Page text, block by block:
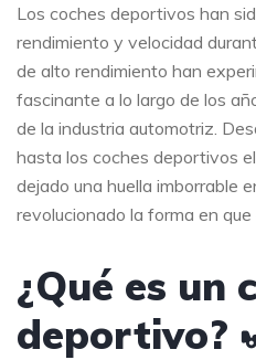
Los coches deportivos han
rendimiento y velocidad
de alto rendimiento han
fascinante a lo largo de los
de la industria automotriz.
hasta los coches deportivos
dejado una huella imborrable
revolucionado la forma en
¿Qué es un